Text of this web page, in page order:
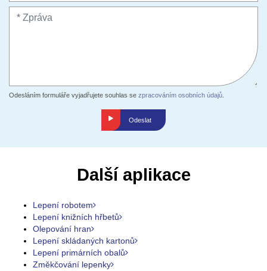
Odesláním formuláře vyjadřujete souhlas se zpracováním osobních údajů
Odeslat
Další aplikace
Lepení robotem
Lepení knižních hřbetů
Olepování hran
Lepení skládaných kartonů
Lepení primárních obalů
Změkčování lepenky